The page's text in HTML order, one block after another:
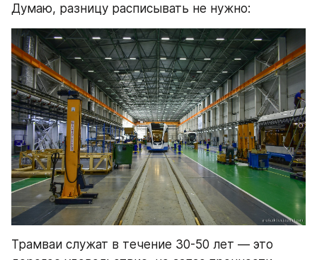
Думаю, разницу расписывать не нужно:
Трамваи служат в течение 30-50 лет — это